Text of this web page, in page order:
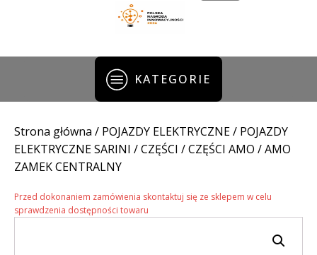
KATEGORIE
Strona główna / POJAZDY ELEKTRYCZNE/ POJAZDY
ELEKTRYCZNE SARINI /CZĘŚCI /CZĘŚCI AMO / AMO
ZAMEK CENTRALNY
Przed dokonaniem zamówienia skontaktuj się ze sklepem w celu
sprawdzenia dostępności towaru